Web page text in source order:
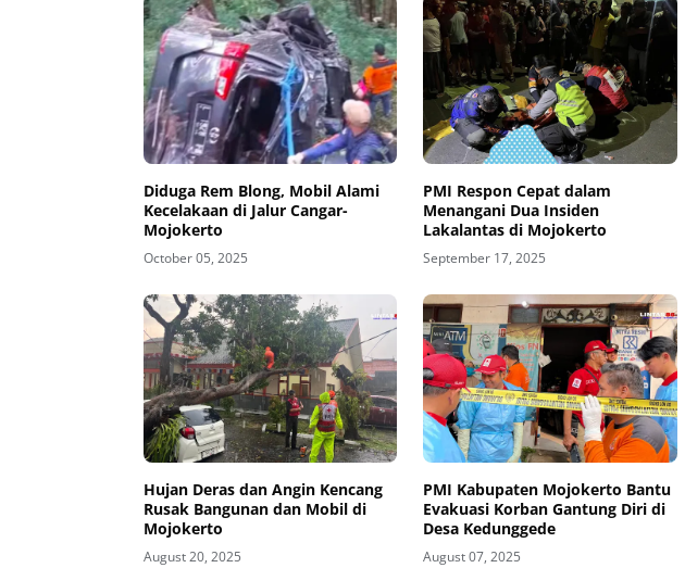
Diduga Rem Blong, Mobil Alami
Kecelakaan di Jalur Cangar-
Mojokerto
October 05, 2025
PMI Respon Cepat dalam
Menangani Dua Insiden
Lakalantas di Mojokerto
September 17, 2025
Hujan Deras dan Angin Kencang
Rusak Bangunan dan Mobil di
Mojokerto
August 20, 2025
PMI Kabupaten Mojokerto Bantu
Evakuasi Korban Gantung Diri di
Desa Kedunggede
August 07, 2025